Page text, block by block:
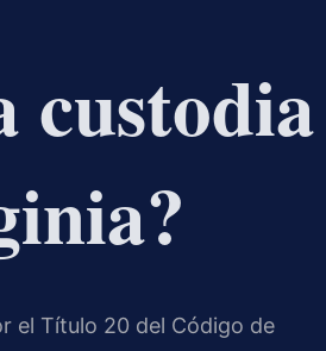
custodia
el Título 20 del Código de